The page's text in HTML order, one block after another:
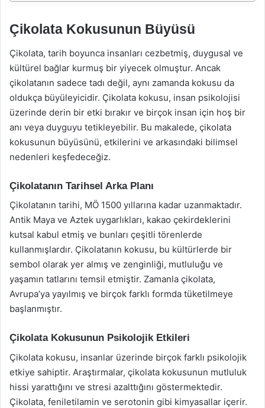
Çikolata Kokusunun Büyüsü
Çikolata, tarih boyunca insanları cezbetmiş, duygusal ve
kültürel bağlar kurmuş bir yiyecek olmuştur. Ancak
çikolatanın sadece tadı değil, aynı zamanda kokusu da
oldukça büyüleyicidir. Çikolata kokusu, insan psikolojisi
üzerinde derin bir etki bırakır ve birçok insan için hoş bir
anı veya duyguyu tetikleyebilir. Bu makalede, çikolata
kokusunun büyüsünü, etkilerini ve arkasındaki bilimsel
nedenleri keşfedeceğiz.
Çikolatanın Tarihsel Arka Planı
Çikolatanın tarihi, MÖ 1500 yıllarına kadar uzanmaktadır.
Antik Maya ve Aztek uygarlıkları, kakao çekirdeklerini
kutsal kabul etmiş ve bunları çeşitli törenlerde
kullanmışlardır. Çikolatanın kokusu, bu kültürlerde bir
sembol olarak yer almış ve zenginliği, mutluluğu ve
yaşamın tatlarını temsil etmiştir. Zamanla çikolata,
Avrupa’ya yayılmış ve birçok farklı formda tüketilmeye
başlanmıştır.
Çikolata Kokusunun Psikolojik Etkileri
Çikolata kokusu, insanlar üzerinde birçok farklı psikolojik
etkiye sahiptir. Araştırmalar, çikolata kokusunun mutluluk
hissi yarattığını ve stresi azalttığını göstermektedir.
Çikolata, feniletilamin ve serotonin gibi kimyasallar içerir.